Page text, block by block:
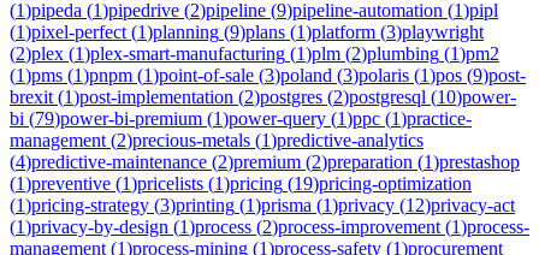
(1)pipeda (1)pipedrive (2)pipeline (9)pipeline-automation (1)pipl
(1)pixel-perfect (1)planning (9)plans (1)platform (3)playwright
(2)plex (1)plex-smart-manufacturing (1)plm (2)plumbing (1)pm2
(1)pms (1)pnpm (1)point-of-sale (3)poland (3)polaris (1)pos (9)post-
brexit (1)post-implementation (2)postgres (2)postgresql (10)power-
bi (79)power-bi-premium (1)power-query (1)ppc (1)practice-
management (2)precious-metals (1)predictive-analytics
(4)predictive-maintenance (2)premium (2)preparation (1)prestashop
(1)preventive (1)pricelists (1)pricing (19)pricing-optimization
(1)pricing-strategy (3)printing (1)prisma (1)privacy (12)privacy-act
(1)privacy-by-design (1)process (2)process-improvement (1)process-
management (1)process-mining (1)process-safety (1)procurement